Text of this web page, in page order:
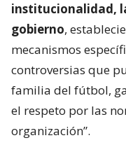
institucionalidad,
gobierno,
mecanismos
controversias que
familia del fútbol,
el respeto por las
organización”.